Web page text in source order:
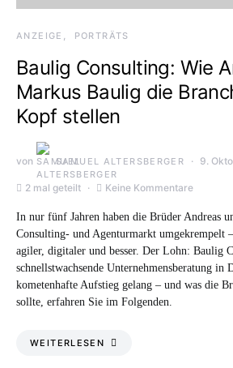
ANZEIGE PORTRÄTS
Baulig Consulting: Wie
Markus Baulig die
Kopf stellen
von SAMUEL ALTERSBERGER 9.
2 mal geteilt Keine Kommentare
In nur fünf Jahren haben die Brüder Andreas
Consulting- und Agenturmarkt umgekrempelt
agiler, digitaler und besser. Der Lohn: Baulig
schnellstwachsende Unternehmensberatung in
kometenhafte Aufstieg gelang – und was die
sollte, erfahren Sie im Folgenden.
WEITERLESEN